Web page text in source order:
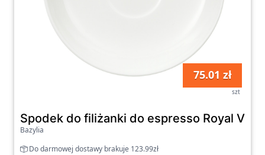
75.01 zł
szt
Spodek do filiżanki do espresso Royal
Bazylia
Do darmowej dostawy brakuje 123.99zł